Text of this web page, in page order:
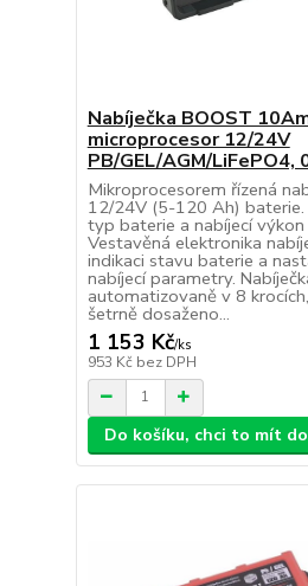
Nabíječka BOOST
microprocesor 12/24V
PB/GEL/AGM/LiFePO4,
Mikroprocesorem řízená
12/24V (5-120 Ah) baterie.
typ baterie a nabíjecí
Vestavěná elektronika
indikaci stavu baterie a
nabíjecí parametry.
automatizovaně v 8
šetrně dosaženo...
1 153 Kč/ks
953 Kč bez DPH
Do košíku, chci to mít